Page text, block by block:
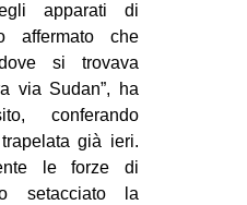
ms
SEARCH
apparati di
affermato che
si trovava
via Sudan”, ha
conferando
già ieri.
le forze di
setacciato la